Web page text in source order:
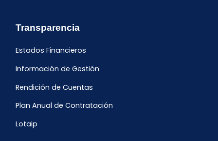
Transparencia
Estados Financieros
Información de Gestión
Rendición de Cuentas
Plan Anual de Contratación
Lotaip